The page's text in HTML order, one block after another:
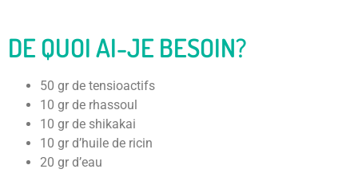
DE QUOI AI-JE BESOIN?
50 gr de tensioactifs
10 gr de rhassoul
10 gr de shikakai
10 gr d’huile de ricin
20 gr d’eau